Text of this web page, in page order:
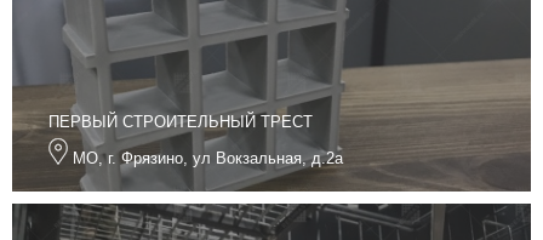
ПЕРВЫЙ СТРОИТЕЛЬНЫЙ ТРЕСТ
МО, г. Фрязино, ул Вокзальная, д.2а